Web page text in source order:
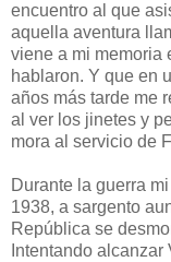
encuentro al que
aquella aventura
viene a mi memoria
hablaron. Y que en
años más tarde me
al ver los jinetes y
mora al servicio de
Durante la guerra
1938, a sargento
República se
Intentando